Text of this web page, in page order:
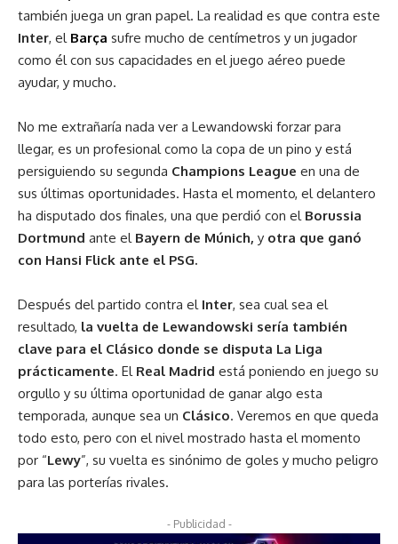
también juega un gran papel. La realidad es que contra este
Inter, el Barça sufre mucho de centímetros y un jugador
como él con sus capacidades en el juego aéreo puede
ayudar, y mucho.
No me extrañaría nada ver a Lewandowski forzar para
llegar, es un profesional como la copa de un pino y está
persiguiendo su segunda Champions League en una de
sus últimas oportunidades. Hasta el momento, el delantero
ha disputado dos finales, una que perdió con el Borussia
Dortmund ante elBayern de Múnich, y otra que ganó
con Hansi Flick ante el PSG.
Después del partido contra el Inter, sea cual sea el
resultado, la vuelta de Lewandowski sería también
clave para el Clásico donde se disputa La Liga
prácticamente. El Real Madrid está poniendo en juego su
orgullo y su última oportunidad de ganar algo esta
temporada, aunque sea un Clásico. Veremos en que queda
todo esto, pero con el nivel mostrado hasta el momento
por “Lewy”, su vuelta es sinónimo de goles y mucho peligro
para las porterías rivales.
- Publicidad -